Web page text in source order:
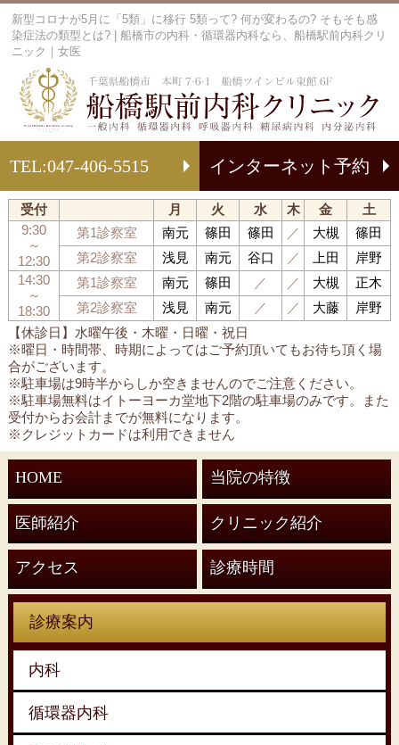
新型コロナが5月に「5類」に移行 5類って? 何が変わるの? そもそも感
染症法の類型とは? | 船橋市の内科・循環器内科なら、船橋駅前内科クリ
ニック｜女医
TEL:047-406-5515 インターネット予約
【休診日】水曜午後・木曜・日曜・祝日
※曜日・時間帯、時期によってはご予約頂いてもお待ち頂く場
合がございます。
※駐車場は9時半からしか空きませんのでご注意ください。
※駐車場無料はイトーヨーカ堂地下2階の駐車場のみです。また
受付からお会計までが無料になります。
※クレジットカードは利用できません
受付 月 火 水 木 金
土
9:30
～
12:30
第1診察室 南元 篠田 篠田 ／ 大槻
篠田
第2診察室
浅見 南元 谷口 ／ 上田
岸野
14:30
～
18:30
第1診察室 南元 篠田 ／ ／ 大槻
正木
第2診察室
浅見 南元 ／ ／ 大藤 岸野
HOME 当院の特徴
医師紹介 クリニック紹介
アクセス 診療時間
診療案内
内科
循環器内科